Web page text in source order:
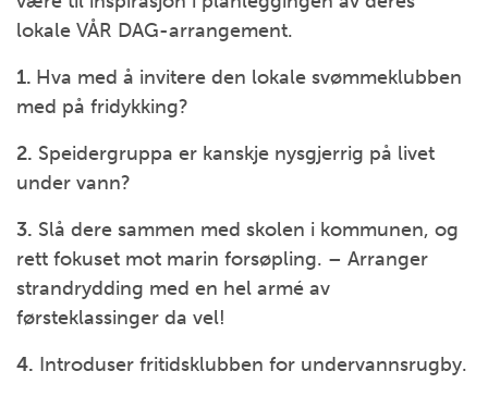
lokale VÅR DAG-arrangement.
1. Hva med å invitere den lokale svømmeklubben
med på fridykking?
2. Speidergruppa er kanskje nysgjerrig på livet
under vann?
3. Slå dere sammen med skolen i kommunen, og
rett fokuset mot marin forsøpling. – Arranger
strandrydding med en hel armé av
førsteklassinger da vel!
4. Introduser fritidsklubben for undervannsrugby.